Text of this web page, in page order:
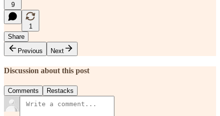
9
1
Share
Previous
Next
Discussion about this post
Comments Restacks